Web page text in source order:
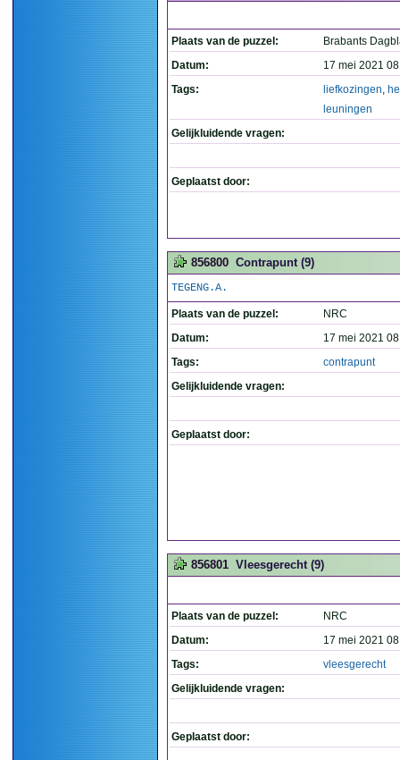
Plaats van de puzzel:
Brabants
Datum:
17 mei 2021
Tags:
liefkozingen,
leuningen
Gelijkluidende vragen:
Geplaatst door:
856800 Contrapunt (9)
TEGENG.A.
Plaats van de puzzel:
NRC
Datum:
17 mei 2021
Tags:
contrapunt
Gelijkluidende vragen:
Geplaatst door:
856801 Vleesgerecht (9)
Plaats van de puzzel:
NRC
Datum:
17 mei 2021
Tags:
vleesgerecht
Gelijkluidende vragen:
Geplaatst door: